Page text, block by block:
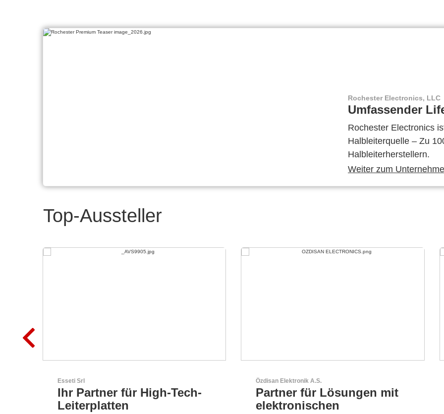
Rochester Electronics, LLC
Umfassender
Rochester Electronics
Halbleiterquelle – Zu
Halbleiterherstellern.
Weiter zum
Top-Aussteller
Özdisan Elektronik A.S.
Partner für Lösungen mit
elektronischen
AKTINA CDS GmbH
AKTINA CDS - Supply
Chain Solutions